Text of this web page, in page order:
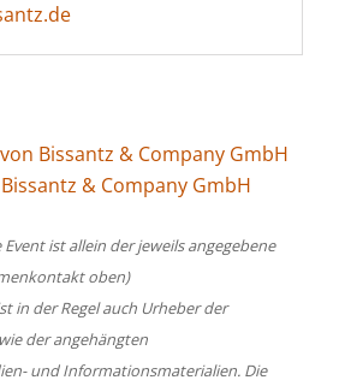
Bissantz & Company GmbH
& Company GmbH
ist allein der jeweils angegebene
oben)
in der Regel auch Urheber der
der angehängten
und Informationsmaterialien. Die